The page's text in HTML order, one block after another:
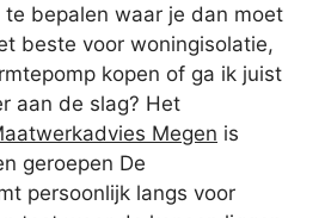
te bepalen waar je dan moet
beste voor woningisolatie,
kopen of ga ik juist
aan de slag? Het
Megen is
geroepen De
persoonlijk langs voor